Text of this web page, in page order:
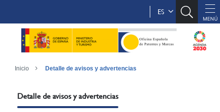
ES
Inicio Detalle de avisos y advertencias
Detalle de avisos y advertencias